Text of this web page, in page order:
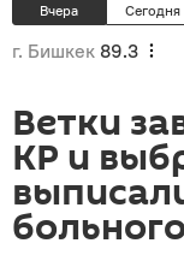
Вчера Сегодня
г. Бишкек 89.3
Ветки
КР и
больного